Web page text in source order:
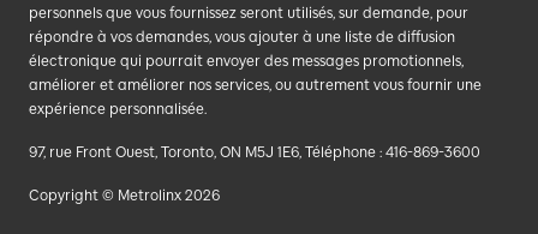
personnels que vous fournissez seront utilisés, sur demande, pour
répondre à vos demandes, vous ajouter à une liste de diffusion
électronique qui pourrait envoyer des messages promotionnels,
améliorer et améliorer nos services, ou autrement vous fournir une
expérience personnalisée.
97, rue Front Ouest, Toronto, ON M5J 1E6, Téléphone : 416-869-3600
Copyright © Metrolinx 2026